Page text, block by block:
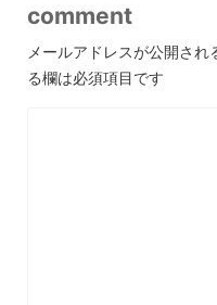
comment
メールアドレスが公開され
る欄は必須項目です